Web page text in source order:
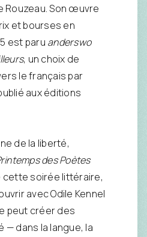
Rouzeau. Son œuvre
et bourses en
est paru anderswo
, un choix de
le français par
aux éditions
de la liberté,
des Poètes
cette soirée littéraire,
avec Odile Kennel
peut créer des
— dans la langue, la